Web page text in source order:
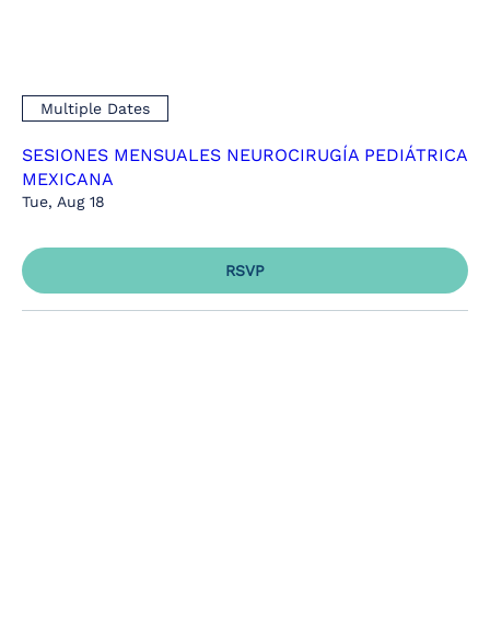
Multiple Dates
SESIONES MENSUALES NEUROCIRUGÍA PEDIÁTRICA
MEXICANA
Tue, Aug 18
RSVP